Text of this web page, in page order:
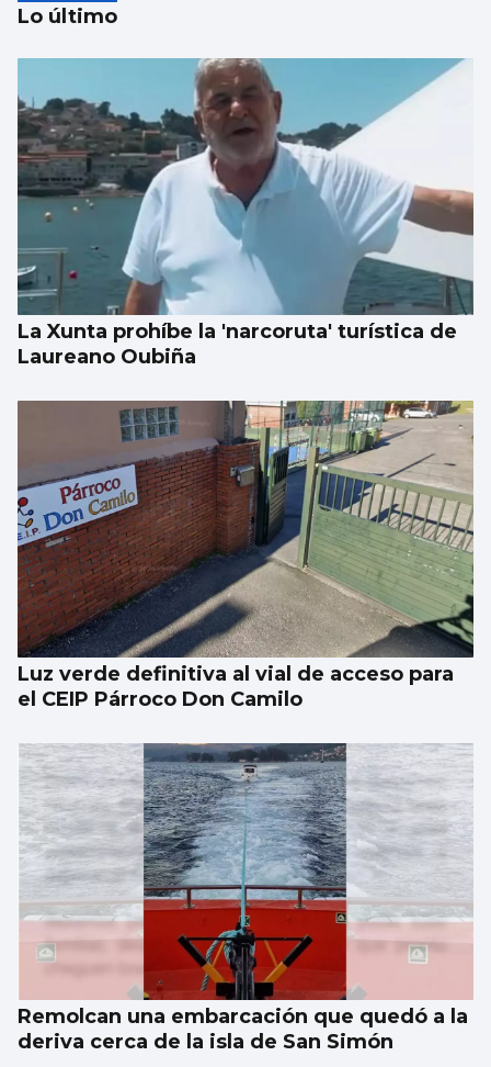
EEUU ve posible llegar a un acuerdo
inminente con Irán
Lo último
La Xunta prohíbe la 'narcoruta' turística de
Laureano Oubiña
Luz verde definitiva al vial de acceso para
el CEIP Párroco Don Camilo
Remolcan una embarcación que quedó a la
deriva cerca de la isla de San Simón